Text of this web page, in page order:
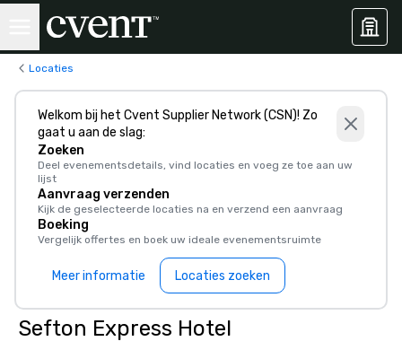
Locaties
Welkom bij het Cvent Supplier Network (CSN)! Zo
gaat u aan de slag:
Zoeken
Deel evenementsdetails, vind locaties en voeg ze toe aan uw
lijst
Aanvraag verzenden
Kijk de geselecteerde locaties na en verzend een aanvraag
Boeking
Vergelijk offertes en boek uw ideale evenementsruimte
Meer informatie Locaties zoeken
Sefton Express Hotel